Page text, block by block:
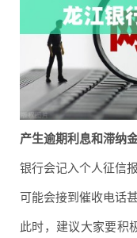
产生逾期利息和滞纳
银行会记入个人征信
可能会接到催收电话
此时，建议大家要积